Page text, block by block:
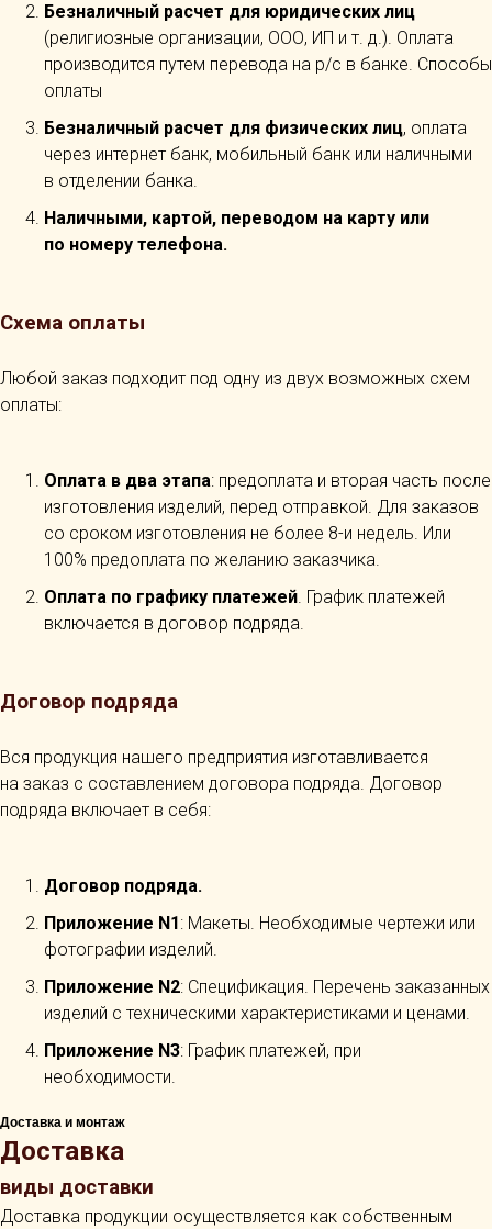
Безналичный расчет для юридических лиц
(религиозные организации, ООО, ИП и т. д.). Оплата
производится путем перевода на р/с в банке. Способы
оплаты
Безналичный расчет для физических лиц, оплата
через интернет банк, мобильный банк или наличными
в отделении банка.
Наличными, картой, переводом на карту или
по номеру телефона.
Схема оплаты
Любой заказ подходит под одну из двух возможных схем
оплаты:
Оплата в два этапа: предоплата и вторая часть после
изготовления изделий, перед отправкой. Для заказов
со сроком изготовления не более 8-и недель. Или
100% предоплата по желанию заказчика.
Оплата по графику платежей. График платежей
включается в договор подряда.
Договор подряда
Вся продукция нашего предприятия изготавливается
на заказ с составлением договора подряда. Договор
подряда включает в себя:
Договор подряда.
Приложение N1: Макеты. Необходимые чертежи или
фотографии изделий.
Приложение N2: Спецификация. Перечень заказанных
изделий с техническими характеристиками и ценами.
Приложение N3: График платежей, при
необходимости.
Доставка и монтаж
Доставка
виды доставки
Доставка продукции осуществляется как собственным